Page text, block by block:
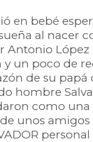
en bebé
al nacer
Antonio López
un poco de
de su papá
hombre
como
unos amigos